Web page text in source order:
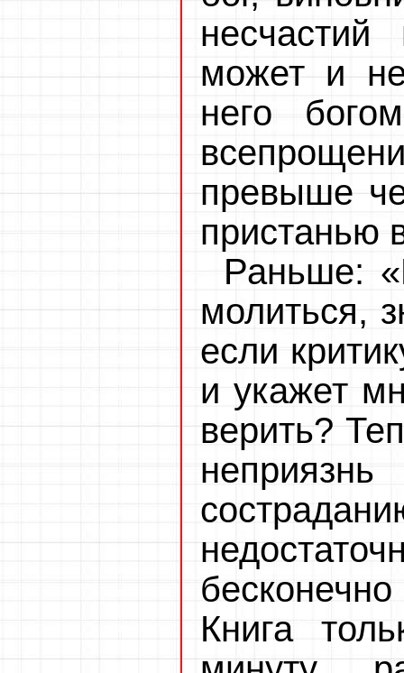
может и
него
превыше
пристанью
Раньше:
молиться,
если
и укажет
верить?
Книга